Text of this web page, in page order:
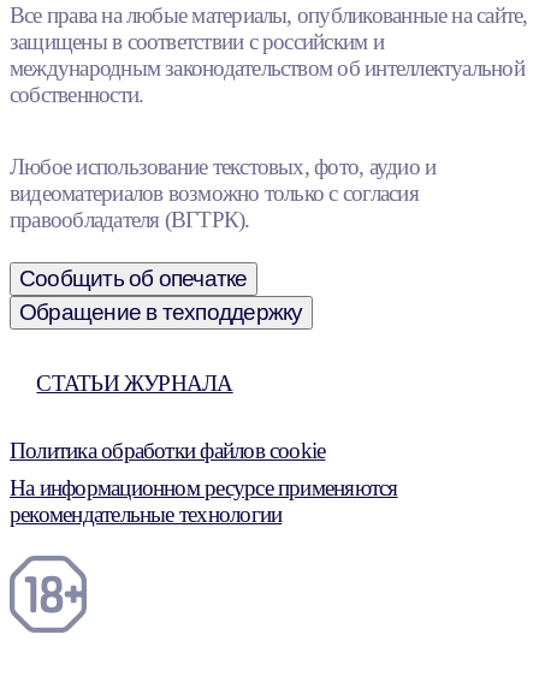
Все права на любые материалы, опубликованные на сайте,
защищены в соответствии с российским и
международным законодательством об интеллектуальной
собственности.
Любое использование текстовых, фото, аудио и
видеоматериалов возможно только с согласия
правообладателя (ВГТРК).
Сообщить об опечатке
Обращение в техподдержку
СТАТЬИ ЖУРНАЛА
Политика обработки файлов cookie
На информационном ресурсе применяются
рекомендательные технологии